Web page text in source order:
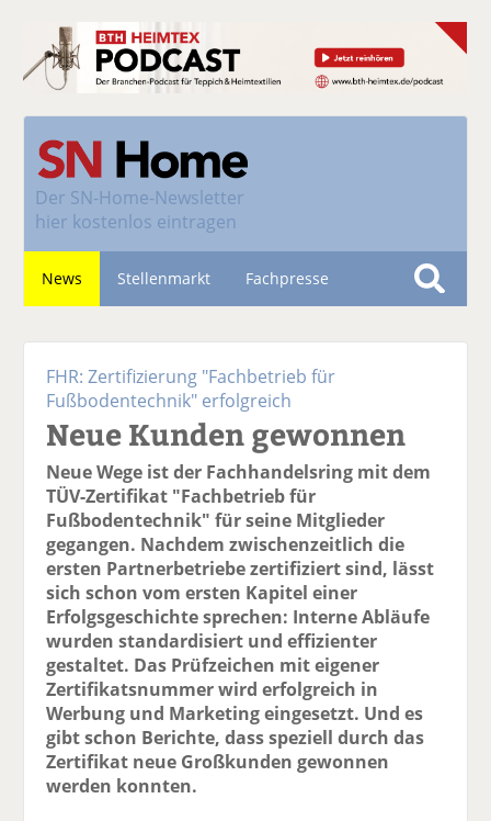
Der SN-Home-Newsletter
hier kostenlos eintragen
News Stellenmarkt Fachpresse
S
FHR: Zertifizierung "Fachbetrieb für
Fußbodentechnik" erfolgreich
Neue Kunden gewonnen
Neue Wege ist der Fachhandelsring mit dem
TÜV-Zertifikat "Fachbetrieb für
Fußbodentechnik" für seine Mitglieder
gegangen. Nachdem zwischenzeitlich die
ersten Partnerbetriebe zertifiziert sind, lässt
sich schon vom ersten Kapitel einer
Erfolgsgeschichte sprechen: Interne Abläufe
wurden standardisiert und effizienter
gestaltet. Das Prüfzeichen mit eigener
Zertifikatsnummer wird erfolgreich in
Werbung und Marketing eingesetzt. Und es
gibt schon Berichte, dass speziell durch das
Zertifikat neue Großkunden gewonnen
werden konnten.